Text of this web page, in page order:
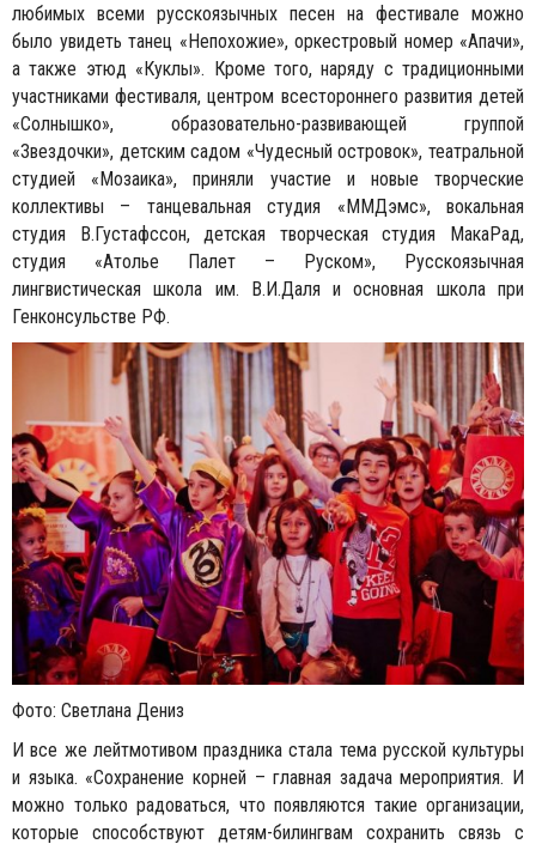
любимых всеми русскоязычных песен на фестивале можно
было увидеть танец «Непохожие», оркестровый номер «Апачи»,
а также этюд «Куклы». Кроме того, наряду с традиционными
участниками фестиваля, центром всестороннего развития детей
«Солнышко», образовательно-развивающей группой
«Звездочки», детским садом «Чудесный островок», театральной
студией «Мозаика», приняли участие и новые творческие
коллективы – танцевальная студия «ММДэмс», вокальная
студия В.Густафссон, детская творческая студия МакаРад,
студия «Атолье Палет – Руском», Русскоязычная
лингвистическая школа им. В.И.Даля и основная школа при
Генконсульстве РФ.
Фото: Светлана Дениз
И все же лейтмотивом праздника стала тема русской культуры
и языка. «Сохранение корней – главная задача мероприятия. И
можно только радоваться, что появляются такие организации,
которые способствуют детям-билингвам сохранить связь с